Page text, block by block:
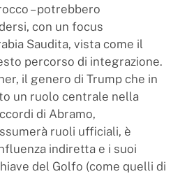
– potrebbero
con un focus
Saudita, vista come il
percorso di integrazione.
il genero di Trump che in
un ruolo centrale nella
di Abramo,
ruoli ufficiali, è
indiretta e i suoi
del Golfo (come quelli di